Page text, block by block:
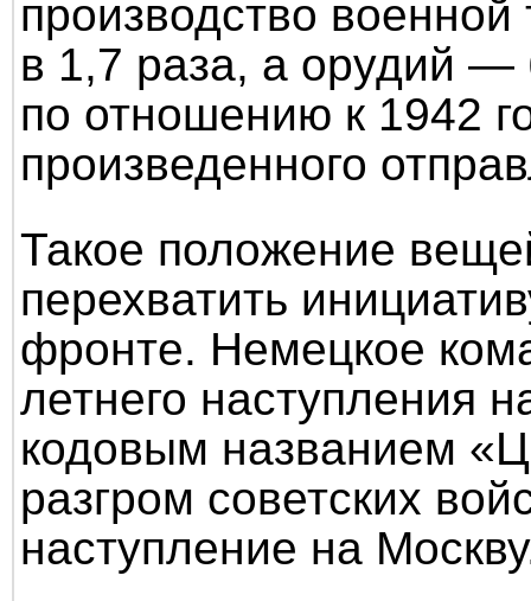
производство
в 1,7 раза, а орудий —
по отношению к 1942
произведенного
Такое положение
перехватить
фронте. Немецкое
летнего наступления
кодовым названием
разгром советских
наступление на